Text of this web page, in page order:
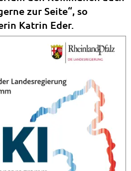
zur Seite“, so
Katrin Eder.